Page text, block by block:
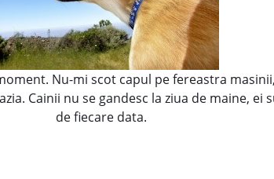
Nu-mi scot capul pe fereastra
Cainii nu se gandesc la ziua de maine,
de fiecare data.